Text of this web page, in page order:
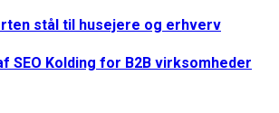
stål til husejere og erhverv
SEO Kolding for B2B virksomheder